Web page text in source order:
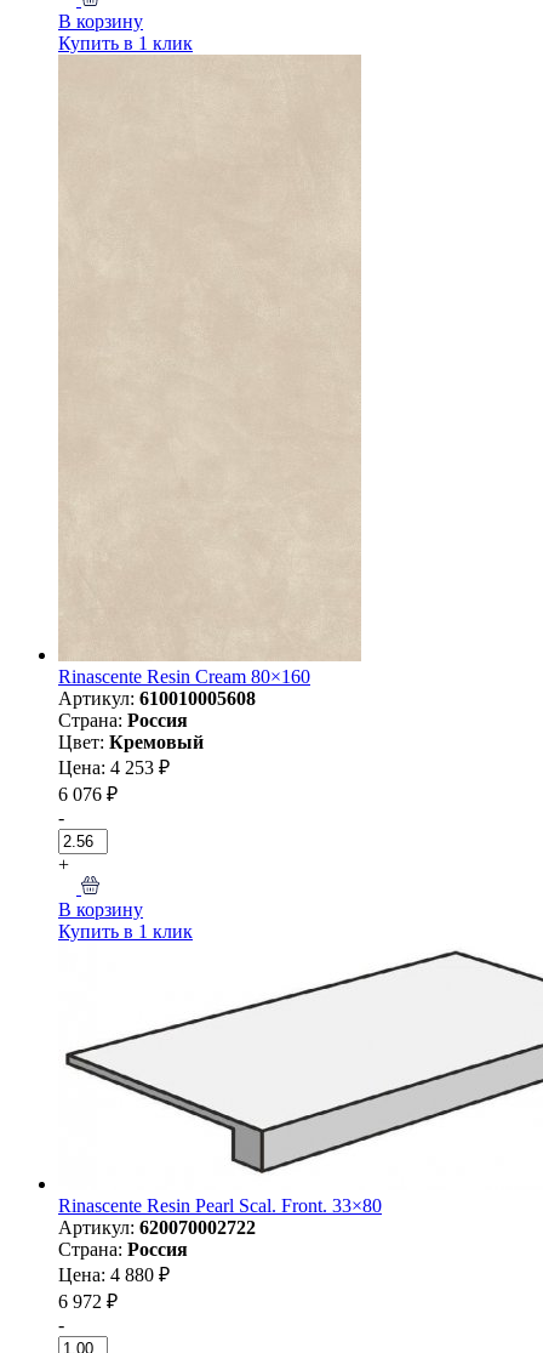
В корзину
Купить в 1 клик
Rinascente Resin Cream 80×160
Артикул: 610010005608
Страна: Россия
Цвет: Кремовый
Цена: 4 253 ₽
6 076 ₽
-
+
В корзину
Купить в 1 клик
Rinascente Resin Pearl Scal. Front. 33×80
Артикул: 620070002722
Страна: Россия
Цена: 4 880 ₽
6 972 ₽
-